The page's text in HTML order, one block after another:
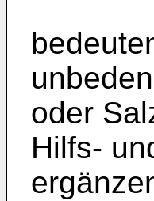
oder
Hilfs-